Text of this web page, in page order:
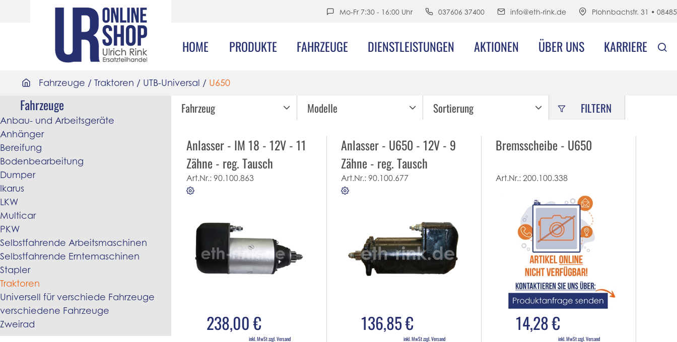
Mo-Fr 7:30 - 16:00 Uhr 037606 37400 info@eth-rink.de Plohnbachstr. 31 •
HOME PRODUKTE FAHRZEUGE DIENSTLEISTUNGEN AKTIONEN ÜBER UNS KARRIERE
Fahrzeuge /Traktoren / UTB-Universal / U650
Fahrzeuge
Anbau- und Arbeitsgeräte
Anhänger
Bereifung
Bodenbearbeitung
Dumper
Ikarus
LKW
Multicar
PKW
Selbstfahrende Arbeitsmaschinen
Selbstfahrende Erntemaschinen
Stapler
Traktoren
Universell für verschiede Fahrzeuge
verschiedene Fahrzeuge
Zweirad
Fahrzeug Modelle Sortierung FILTERN
Anlasser - IM 18 - 12V - 11
Zähne - reg. Tausch
Art.Nr.: 90.100.863
238,00 €
inkl. MwSt zzgl. Versand
Anlasser - U650 - 12V - 9
Zähne - reg. Tausch
Art.Nr.: 90.100.677
136,85 €
inkl. MwSt zzgl. Versand
Bremsscheibe - U650
Art.Nr.: 200.100.338
14,28 €
inkl. MwSt zzgl. Versand